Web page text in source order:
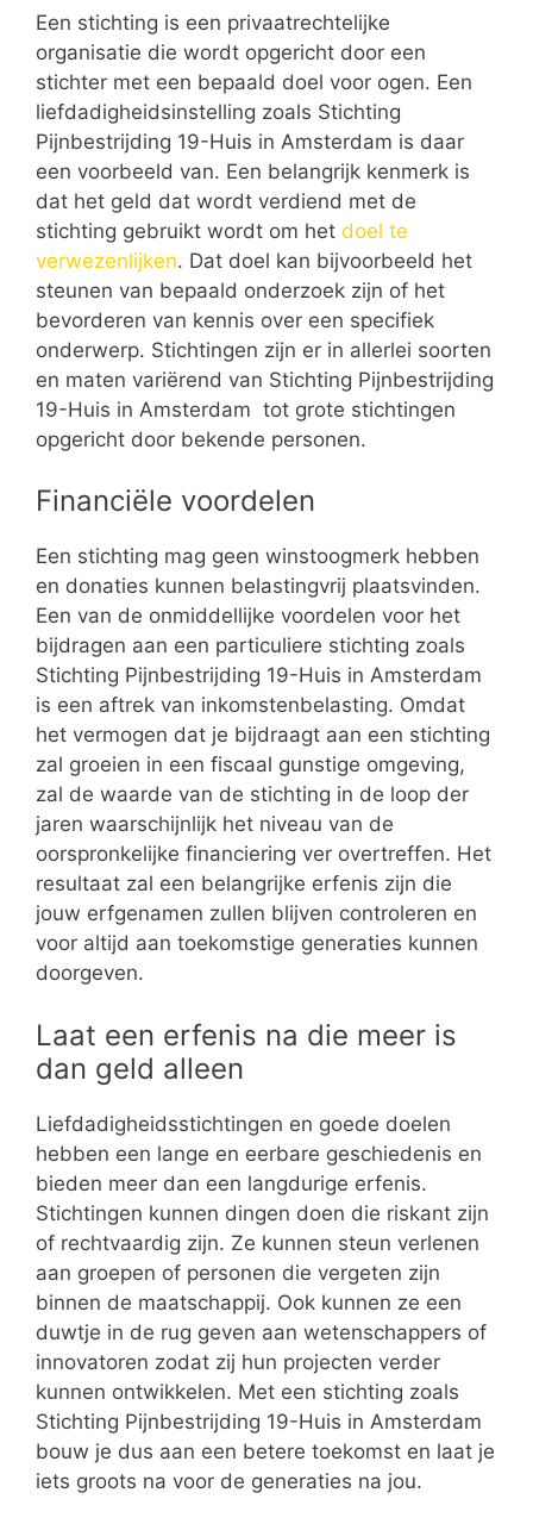
Een stichting is een privaatrechtelijke
organisatie die wordt opgericht door een
stichter met een bepaald doel voor ogen. Een
liefdadigheidsinstelling zoals Stichting
Pijnbestrijding 19-Huis in Amsterdam is daar
een voorbeeld van. Een belangrijk kenmerk is
dat het geld dat wordt verdiend met de
stichting gebruikt wordt om het doel te
verwezenlijken. Dat doel kan bijvoorbeeld het
steunen van bepaald onderzoek zijn of het
bevorderen van kennis over een specifiek
onderwerp. Stichtingen zijn er in allerlei soorten
en maten variërend van Stichting Pijnbestrijding
19-Huis in Amsterdam tot grote stichtingen
opgericht door bekende personen.
Financiële voordelen
Een stichting mag geen winstoogmerk hebben
en donaties kunnen belastingvrij plaatsvinden.
Een van de onmiddellijke voordelen voor het
bijdragen aan een particuliere stichting zoals
Stichting Pijnbestrijding 19-Huis in Amsterdam
is een aftrek van inkomstenbelasting. Omdat
het vermogen dat je bijdraagt aan een stichting
zal groeien in een fiscaal gunstige omgeving,
zal de waarde van de stichting in de loop der
jaren waarschijnlijk het niveau van de
oorspronkelijke financiering ver overtreffen. Het
resultaat zal een belangrijke erfenis zijn die
jouw erfgenamen zullen blijven controleren en
voor altijd aan toekomstige generaties kunnen
doorgeven.
Laat een erfenis na die meer is
dan geld alleen
Liefdadigheidsstichtingen en goede doelen
hebben een lange en eerbare geschiedenis en
bieden meer dan een langdurige erfenis.
Stichtingen kunnen dingen doen die riskant zijn
of rechtvaardig zijn. Ze kunnen steun verlenen
aan groepen of personen die vergeten zijn
binnen de maatschappij. Ook kunnen ze een
duwtje in de rug geven aan wetenschappers of
innovatoren zodat zij hun projecten verder
kunnen ontwikkelen. Met een stichting zoals
Stichting Pijnbestrijding 19-Huis in Amsterdam
bouw je dus aan een betere toekomst en laat je
iets groots na voor de generaties na jou.